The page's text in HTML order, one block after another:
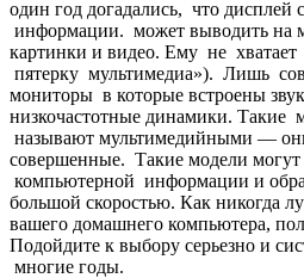
один год догадались, что дисплей
информации. может выводить на
картинки и видео. Ему не
пятерку мультимедиа»). Лишь
мониторы в которые встроены
низкочастотные динамики. Такие
называют мультимедийными —
совершенные. Такие модели
компьютерной информации и
большой скоростью. Как никогда
вашего домашнего компьютера,
Подойдите к выбору серьезно и
многие годы.